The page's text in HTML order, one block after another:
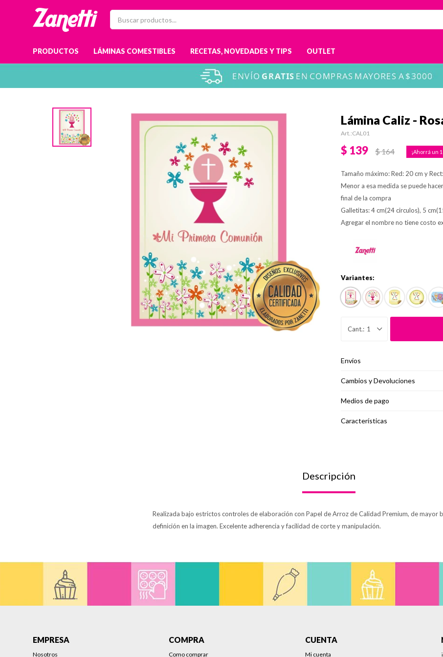
PRODUCTOS LÁMINAS COMESTIBLES RECETAS, NOVEDADES Y TIPS OUTLET
Lámina Caliz -
CAL01
$ 139 $164
Tamaño máximo: Red: 20 cm y
Menor a esa medida se puede
final de la compra
Galletitas: 4 cm(24 circulos), 5
Agregar el nombre no tiene costo
Variantes:
1
Envíos
Cambios y Devoluciones
Medios de pago
Características
Descripción
Realizada bajo estrictos controles de elaboración con Papel de Arroz de Calidad Premium, de mayor
definición en la imagen. Excelente adherencia y facilidad de corte y manipulación.
EMPRESA
Nosotros
COMPRA
Como comprar
CUENTA
Mi cuenta